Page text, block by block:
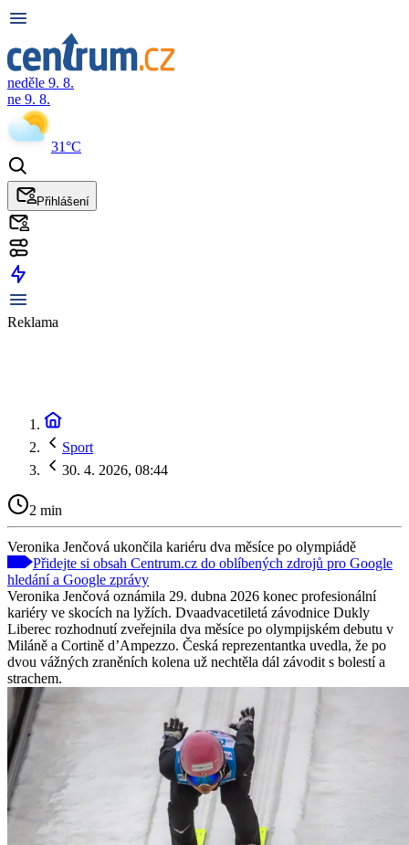
neděle 9. 8.
ne 9. 8.
31°C
Přihlášení
Reklama
Sport
30. 4. 2026, 08:44
2 min
Veronika Jenčová ukončila kariéru dva měsíce po olympiádě
Přidejte si obsah Centrum.cz do oblíbených zdrojů pro Google
hledání a Google zprávy
Veronika Jenčová oznámila 29. dubna 2026 konec profesionální
kariéry ve skocích na lyžích. Dvaadvacetiletá závodnice Dukly
Liberec rozhodnutí zveřejnila dva měsíce po olympijském debutu v
Miláně a Cortině d’Ampezzo. Česká reprezentantka uvedla, že po
dvou vážných zraněních kolena už nechtěla dál závodit s bolestí a
strachem.